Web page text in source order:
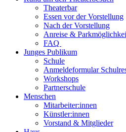
Theaterbar
Essen vor der Vorstellung
Nach der Vorstellung
Anreise &
FAQ
Junges Publikum
Schule
Anmeldeformular
Workshops
Partnerschule
Menschen
Mitarbeiter:innen
Künstler:innen
Vorstand & Mitglieder